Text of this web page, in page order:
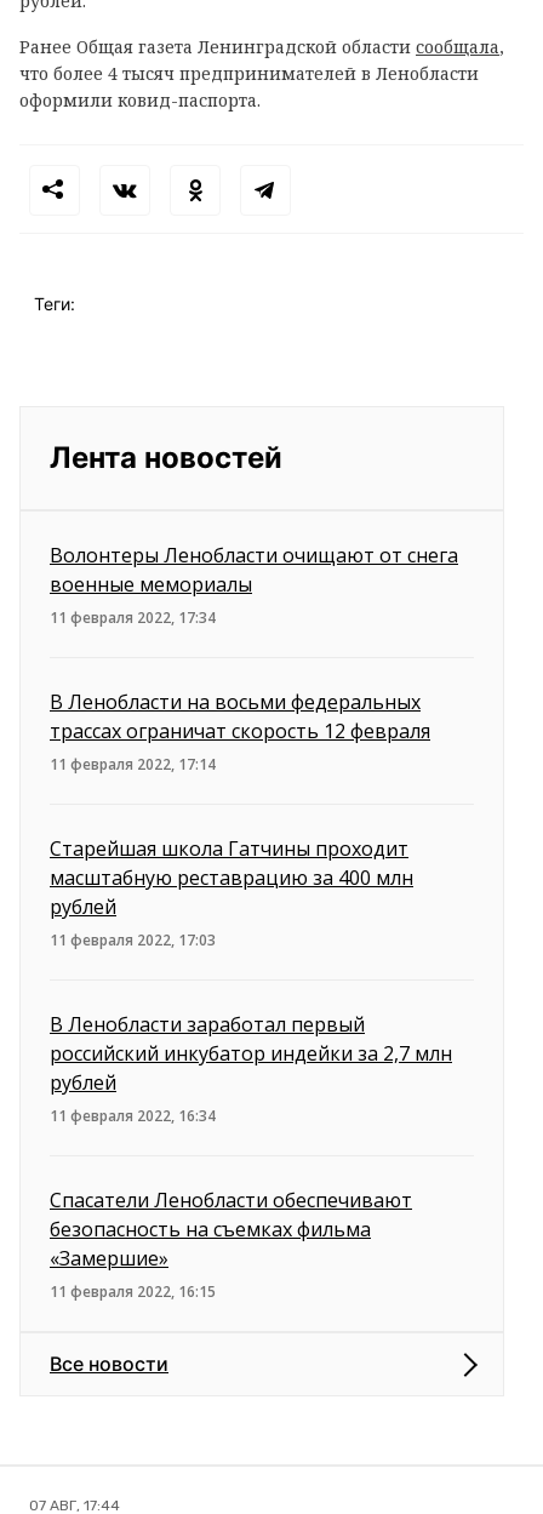
Ранее Общая газета Ленинградской области сообщала,
что более 4 тысяч предпринимателей в Ленобласти
оформили ковид-паспорта.
Теги:
Лента новостей
Волонтеры Ленобласти очищают от снега
военные мемориалы
11 февраля 2022, 17:34
В Ленобласти на восьми федеральных
трассах ограничат скорость 12 февраля
11 февраля 2022, 17:14
Старейшая школа Гатчины проходит
масштабную реставрацию за 400 млн
рублей
11 февраля 2022, 17:03
В Ленобласти заработал первый
российский инкубатор индейки за 2,7 млн
рублей
11 февраля 2022, 16:34
Спасатели Ленобласти обеспечивают
безопасность на съемках фильма
«Замершие»
11 февраля 2022, 16:15
Все новости
07 АВГ, 17:44